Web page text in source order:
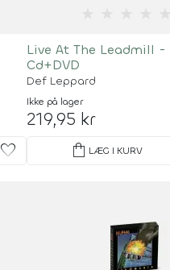
favorite
Live At The Leadmill -
Cd+DVD
Def Leppard
Ikke på lager
219,95 kr
shopping_bag LÆG I KURV